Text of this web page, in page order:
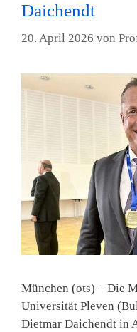
Daichendt
20. April 2026 von
München (ots) – Die
Universität Pleven
Dietmar Daichendt in